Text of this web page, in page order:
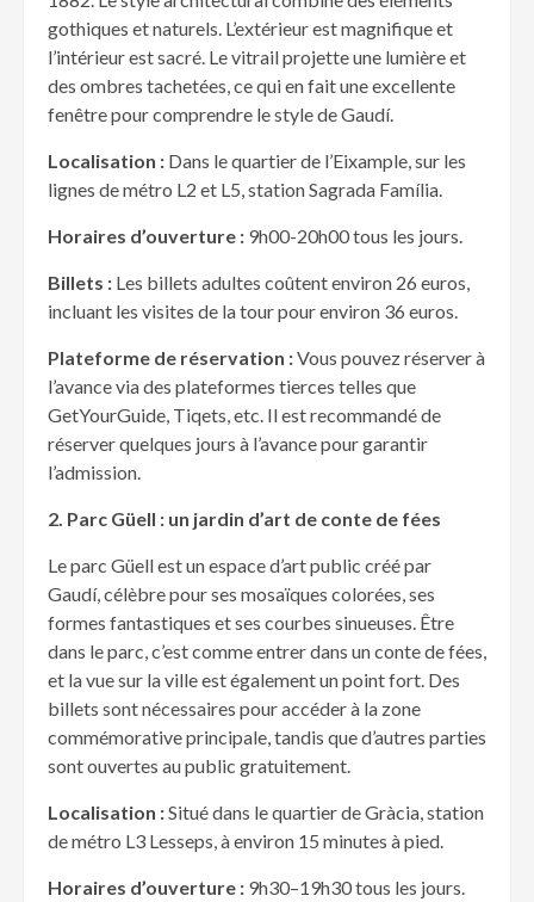
gothiques et naturels. L’extérieur est magnifique et
l’intérieur est sacré. Le vitrail projette une lumière et
des ombres tachetées, ce qui en fait une excellente
fenêtre pour comprendre le style de Gaudí.
Localisation : Dans le quartier de l’Eixample, sur les
lignes de métro L2 et L5, station Sagrada Família.
Horaires d’ouverture : 9h00-20h00 tous les jours.
Billets : Les billets adultes coûtent environ 26 euros,
incluant les visites de la tour pour environ 36 euros.
Plateforme de réservation :Vous pouvez réserver à
l’avance via des plateformes tierces telles que
GetYourGuide, Tiqets, etc. Il est recommandé de
réserver quelques jours à l’avance pour garantir
l’admission.
2. Parc Güell : un jardin d’art de conte de fées
Le parc Güell est un espace d’art public créé par
Gaudí, célèbre pour ses mosaïques colorées, ses
formes fantastiques et ses courbes sinueuses. Être
dans le parc, c’est comme entrer dans un conte de fées,
et la vue sur la ville est également un point fort. Des
billets sont nécessaires pour accéder à la zone
commémorative principale, tandis que d’autres parties
sont ouvertes au public gratuitement.
Localisation :Situé dans le quartier de Gràcia, station
de métro L3 Lesseps, à environ 15 minutes à pied.
Horaires d’ouverture : 9h30–19h30 tous les jours.